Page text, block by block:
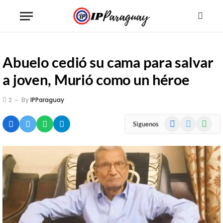
Abuelo cedió su cama para salvar
a joven, Murió como un héroe
2 ByIPParaguay
Siguenos Facebook